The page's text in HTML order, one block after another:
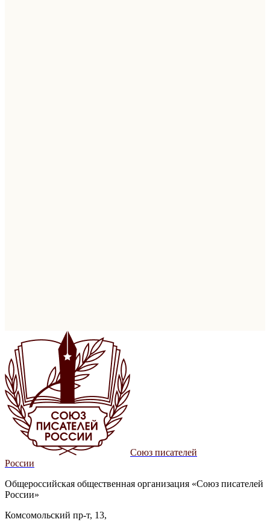
Союз писателей
России
Общероссийская общественная организация «Союз писателей
России»
Комсомольский пр-т, 13,